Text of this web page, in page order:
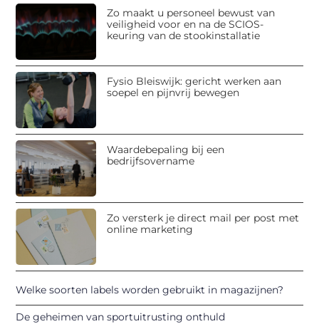
Zo maakt u personeel bewust van
veiligheid voor en na de SCIOS-
keuring van de stookinstallatie
Fysio Bleiswijk: gericht werken aan
soepel en pijnvrij bewegen
Waardebepaling bij een
bedrijfsovername
Zo versterk je direct mail per post met
online marketing
Welke soorten labels worden gebruikt in magazijnen?
De geheimen van sportuitrusting onthuld